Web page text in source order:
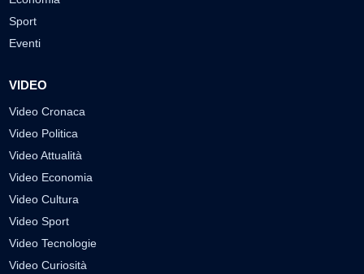
Sport
Eventi
VIDEO
Video Cronaca
Video Politica
Video Attualità
Video Economia
Video Cultura
Video Sport
Video Tecnologie
Video Curiosità